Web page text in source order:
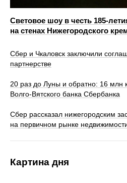
Световое шоу в честь 185-
на стенах Нижегородского
Сбер и Чкаловск заключили
партнерстве
20 раз до Луны и обратно: 16 млн
Волго-Вятского банка Сбербанка
Сбер рассказал нижегородским
на первичном рынке
Картина дня